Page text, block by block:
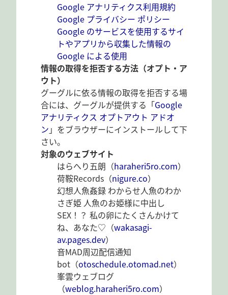
Google アナリティクス利用規約
Google プライバシー ポリシー
Google のサービスを使用するサイ
トやアプリから収集した情報の
Google による使用
情報の取得を拒否する方法（オプト・ア
ウト）
グーグルに依る情報の取得を拒否する場
合には、グーグルが提供する「Google
アナリティクス オプトアウト アドオ
ン 」をブラウザーにインストールして下
さい。
対象のウェブサイト
はらへり五朗（haraheri5ro.com）
荷鞍Records（nigure.co）
幻想人魚姦録 わからせ人魚のわか
さぎ姫 人魚のお姫様に中出し
SEX！？ 私の卵にたくさんかけて
ね、あなた♡（wakasagi-
av.pages.dev）
音MAD周辺配信通知
bot（otoschedule.otomad.net）
峯雲ウェブログ
（weblog.haraheri5ro.com）